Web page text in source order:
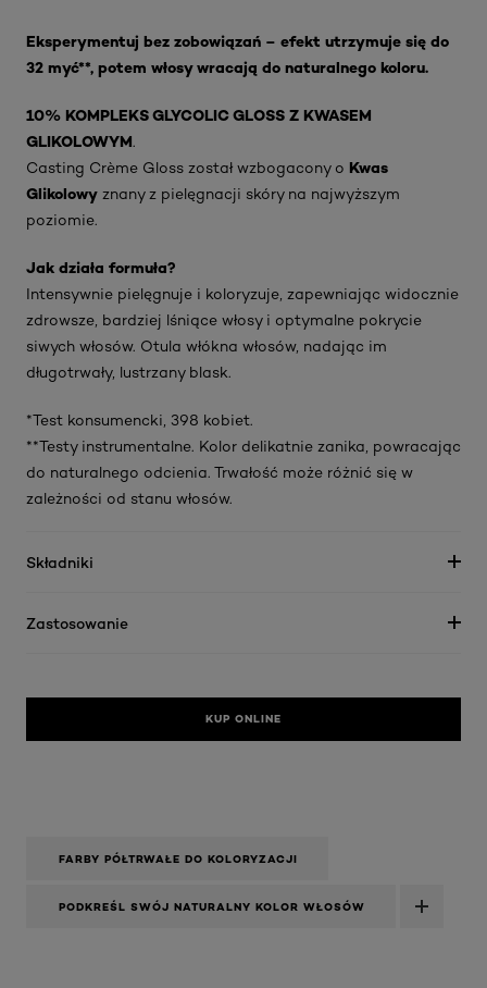
Eksperymentuj bez zobowiązań – efekt utrzymuje się do
32 myć**, potem włosy wracają do naturalnego koloru.
10% KOMPLEKS GLYCOLIC GLOSS Z KWASEM
GLIKOLOWYM.
Casting Crème Gloss został wzbogacony o Kwas
Glikolowy znany z pielęgnacji skóry na najwyższym
poziomie.
Jak działa formuła?
Intensywnie pielęgnuje i koloryzuje, zapewniając widocznie
zdrowsze, bardziej lśniące włosy i optymalne pokrycie
siwych włosów. Otula włókna włosów, nadając im
długotrwały, lustrzany blask.
*Test konsumencki, 398 kobiet.
**Testy instrumentalne. Kolor delikatnie zanika, powracając
do naturalnego odcienia. Trwałość może różnić się w
zależności od stanu włosów.
Składniki
Zastosowanie
KUP ONLINE
FARBY PÓŁTRWAŁE DO KOLORYZACJI
PODKREŚL SWÓJ NATURALNY KOLOR WŁOSÓW